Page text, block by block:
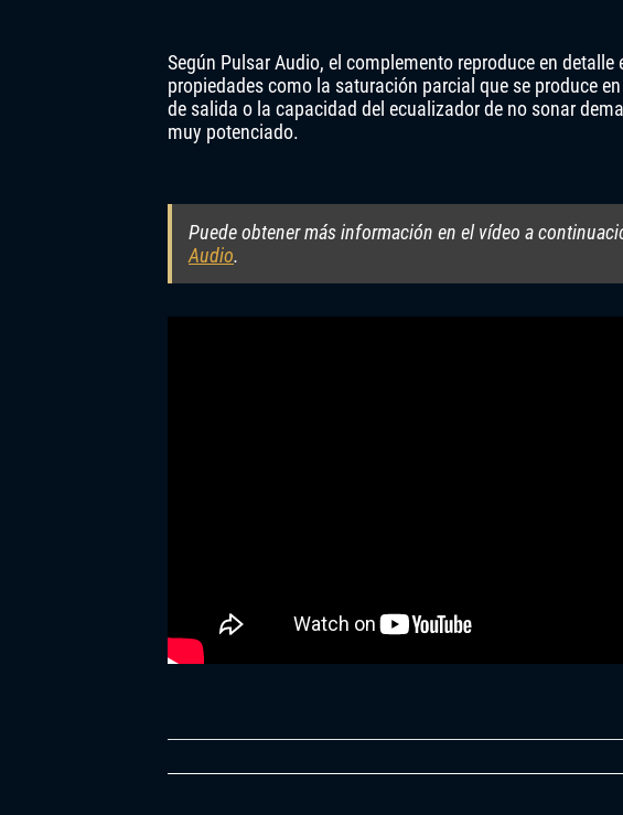
Según Pulsar Audio, el complemento reproduce en
propiedades como la saturación parcial que se produce
de salida o la capacidad del ecualizador de no sonar
muy potenciado.
Puede obtener más información en el vídeo a
Audio.